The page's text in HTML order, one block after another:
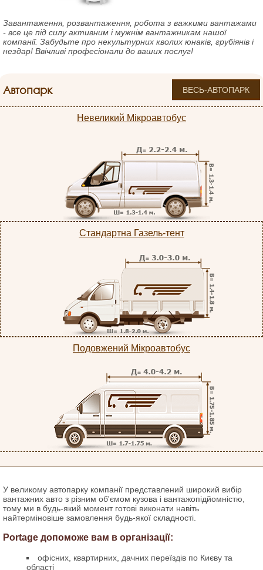
Завантаження, розвантаження, робота з важкими вантажами
- все це під силу активним і мужнім вантажникам нашої
компанії. Забудьте про некультурних кволих юнаків, грубіянів і
нездар! Ввічливі професіонали до ваших послуг!
Автопарк ВЕСЬ-АВТОПАРК
Невеликий Мікроавтобус
Стандартна Газель-тент
Подовжений Мікроавтобус
У великому автопарку компанії представлений широкий вибір
вантажних авто з різним об'ємом кузова і вантажопідйомністю,
тому ми в будь-який момент готові виконати навіть
найтерміновіше замовлення будь-якої складності.
Portage допоможе вам в організації:
офісних, квартирних, дачних переїздів по Києву та
області